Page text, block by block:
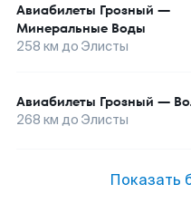
Авиабилеты Грозный —
Минеральные Воды
258 км до Элисты
Авиабилеты Грозный —
268 км до Элисты
Показать